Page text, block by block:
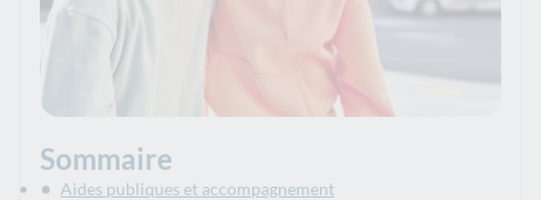
Sommaire
Aides publiques et accompagnement